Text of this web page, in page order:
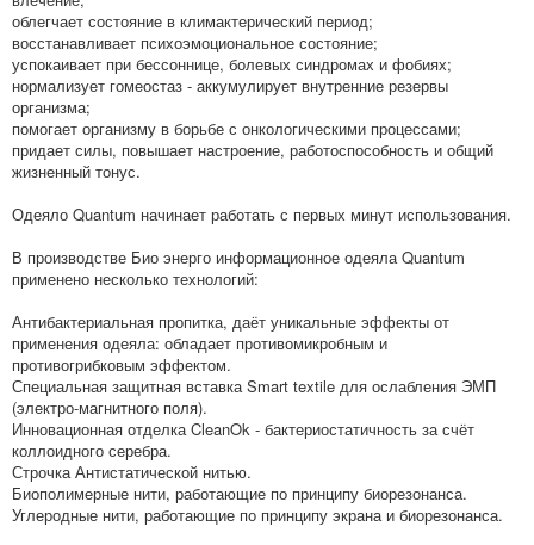
облегчает состояние в климактерический период;
восстанавливает психоэмоциональное состояние;
успокаивает при бессоннице, болевых синдромах и фобиях;
нормализует гомеостаз - аккумулирует внутренние резервы
организма;
помогает организму в борьбе с онкологическими процессами;
придает силы, повышает настроение, работоспособность и общий
жизненный тонус.
Одеяло Quantum начинает работать с первых минут использования.
В производстве Био энерго информационное одеяла Quantum
применено несколько технологий:
Антибактериальная пропитка, даёт уникальные эффекты от
применения одеяла: обладает противомикробным и
противогрибковым эффектом.
Специальная защитная вставка Smart textile для ослабления ЭМП
(электро-магнитного поля).
Инновационная отделка CleanOk - бактериостатичность за счёт
коллоидного серебра.
Строчка Антистатической нитью.
Биополимерные нити, работающие по принципу биорезонанса.
Углеродные нити, работающие по принципу экрана и биорезонанса.